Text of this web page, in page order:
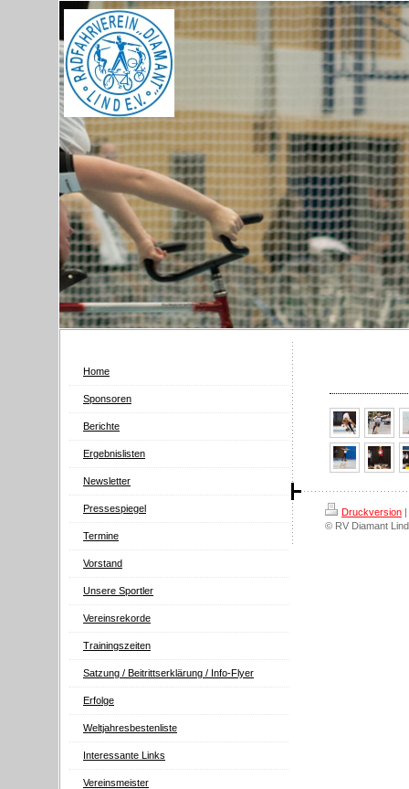
Home
Sponsoren
Berichte
Ergebnislisten
Newsletter
Pressespiegel
Termine
Vorstand
Unsere Sportler
Vereinsrekorde
Trainingszeiten
Satzung / Beitrittserklärung / Info-Flyer
Erfolge
Weltjahresbestenliste
Interessante Links
Vereinsmeister
Druckversion |
© RV Diamant